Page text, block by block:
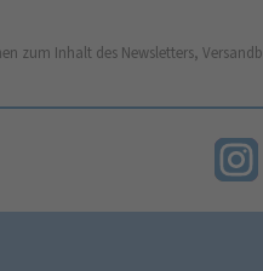
zum Inhalt des Newsletters,